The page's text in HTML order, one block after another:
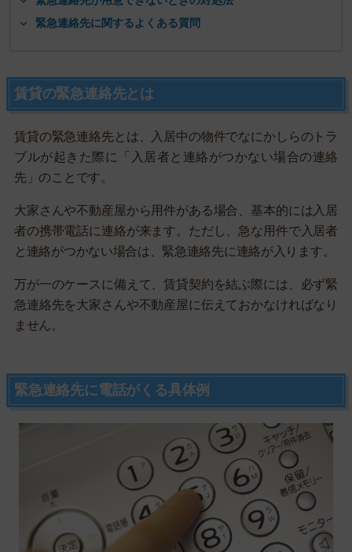
緊急連絡先に関するよくある質問
賃貸の緊急連絡先とは
賃貸の緊急連絡先とは、入居中の物件でなにかしらのトラ
ブルが起きた際に「入居者と連絡がつかない場合の連絡
先」のことです。
大家さんや不動産屋から用件がある場合、基本的には入居
者の携帯電話に連絡が来ます。ただし、急な用件で入居者
と連絡がつかない場合は、緊急連絡先に連絡が入ります。
万が一のケースに備えて、賃貸契約を結ぶ際には、必ず緊
急連絡先を大家さんや不動産屋に伝えておかなければなり
ません。
緊急連絡先に電話がくる具体例